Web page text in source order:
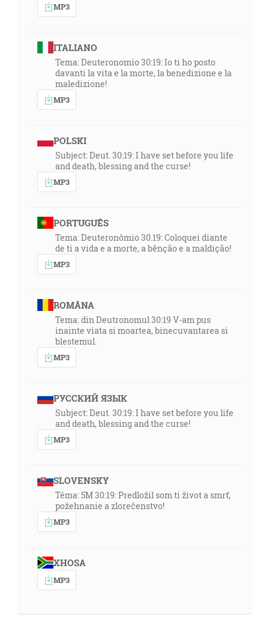
MP3
ITALIANO
Tema: Deuteronomio 30:19: Io ti ho posto
davanti la vita e la morte, la benedizione e la
maledizione!
MP3
POLSKI
Subject: Deut. 30:19: I have set before you life
and death, blessing and the curse!
MP3
PORTUGUÊS
Tema: Deuteronômio 30.19: Coloquei diante
de ti a vida e a morte, a bênção e a maldição!
MP3
ROMÂNA
Tema: din Deutronomul 30:19 V-am pus
inainte viata si moartea, binecuvantarea si
blestemul.
MP3
РУССКИЙ ЯЗЫК
Subject: Deut. 30:19: I have set before you life
and death, blessing and the curse!
MP3
SLOVENSKY
Téma: 5M 30:19: Predložil som ti život a smrť,
požehnanie a zlorečenstvo!
MP3
XHOSA
MP3